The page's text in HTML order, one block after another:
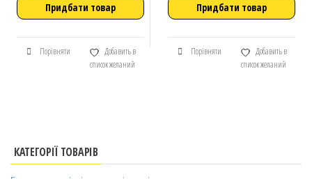
Придбати товар
Порівняти
Добавить в
список желаний
Придбати товар
Порівняти
Добавить в
список желаний
КАТЕГОРІЇ ТОВАРІВ